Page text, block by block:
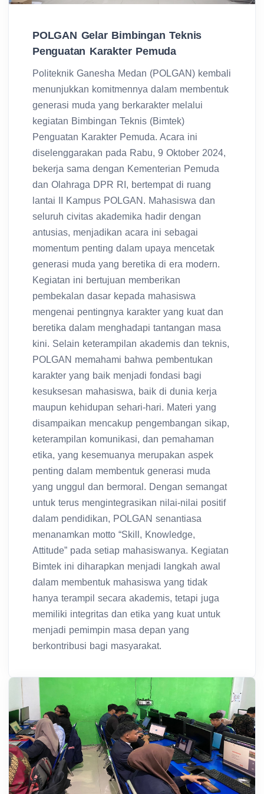
POLGAN Gelar Bimbingan Teknis
Penguatan Karakter Pemuda
Politeknik Ganesha Medan (POLGAN) kembali
menunjukkan komitmennya dalam membentuk
generasi muda yang berkarakter melalui
kegiatan Bimbingan Teknis (Bimtek)
Penguatan Karakter Pemuda. Acara ini
diselenggarakan pada Rabu, 9 Oktober 2024,
bekerja sama dengan Kementerian Pemuda
dan Olahraga DPR RI, bertempat di ruang
lantai II Kampus POLGAN. Mahasiswa dan
seluruh civitas akademika hadir dengan
antusias, menjadikan acara ini sebagai
momentum penting dalam upaya mencetak
generasi muda yang beretika di era modern.
Kegiatan ini bertujuan memberikan
pembekalan dasar kepada mahasiswa
mengenai pentingnya karakter yang kuat dan
beretika dalam menghadapi tantangan masa
kini. Selain keterampilan akademis dan teknis,
POLGAN memahami bahwa pembentukan
karakter yang baik menjadi fondasi bagi
kesuksesan mahasiswa, baik di dunia kerja
maupun kehidupan sehari-hari. Materi yang
disampaikan mencakup pengembangan sikap,
keterampilan komunikasi, dan pemahaman
etika, yang kesemuanya merupakan aspek
penting dalam membentuk generasi muda
yang unggul dan bermoral. Dengan semangat
untuk terus mengintegrasikan nilai-nilai positif
dalam pendidikan, POLGAN senantiasa
menanamkan motto “Skill, Knowledge,
Attitude” pada setiap mahasiswanya. Kegiatan
Bimtek ini diharapkan menjadi langkah awal
dalam membentuk mahasiswa yang tidak
hanya terampil secara akademis, tetapi juga
memiliki integritas dan etika yang kuat untuk
menjadi pemimpin masa depan yang
berkontribusi bagi masyarakat.